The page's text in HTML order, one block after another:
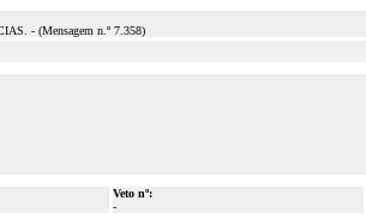
- (Mensagem n.º 7.358)
Veto nº:
-